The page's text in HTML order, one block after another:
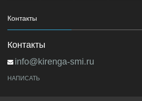
Контакты
Контакты
info@kirenga-smi.ru
НАПИСАТЬ